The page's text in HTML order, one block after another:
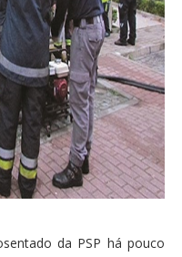
da PSP há pouco